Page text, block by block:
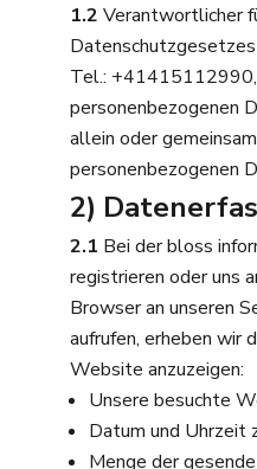
1.2 Verantwortlicher
Datenschutzgesetzes
Tel.: +41415112990,
personenbezogenen
allein oder
personenbezogenen
2)
2.1 Bei der bloss
registrieren oder uns
Browser an unseren
aufrufen, erheben wir
Website anzuzeigen:
Unsere besuchte
Datum und Uhrzeit
Menge der